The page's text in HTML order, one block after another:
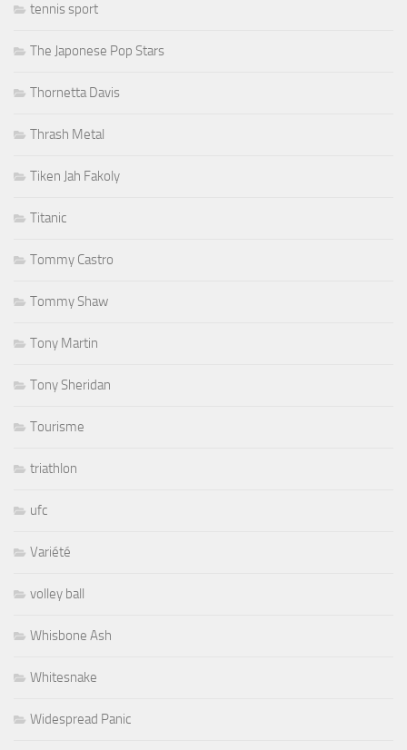
tennis sport
The Japonese Pop Stars
Thornetta Davis
Thrash Metal
Tiken Jah Fakoly
Titanic
Tommy Castro
Tommy Shaw
Tony Martin
Tony Sheridan
Tourisme
triathlon
ufc
Variété
volley ball
Whisbone Ash
Whitesnake
Widespread Panic